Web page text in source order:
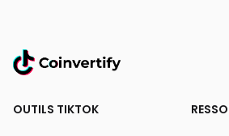
OUTILS TIKTOK